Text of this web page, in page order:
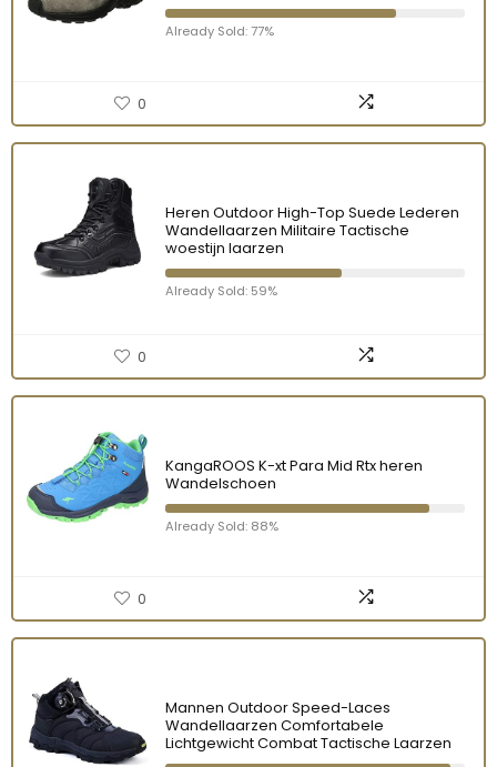
Already Sold: 77%
0
Heren Outdoor High-Top Suede Lederen
Wandellaarzen Militaire Tactische
woestijn laarzen
Already Sold: 59%
0
KangaROOS K-xt Para Mid Rtx heren
Wandelschoen
Already Sold: 88%
0
Mannen Outdoor Speed-Laces
Wandellaarzen Comfortabele
Lichtgewicht Combat Tactische Laarzen